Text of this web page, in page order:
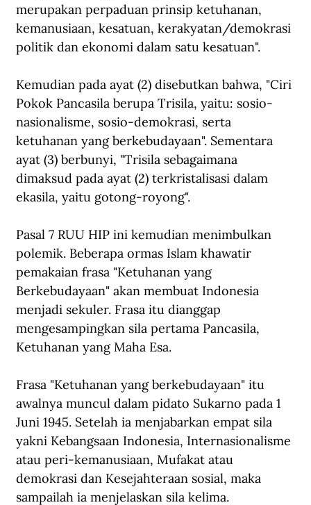
merupakan perpaduan prinsip ketuhanan,
kemanusiaan, kesatuan, kerakyatan/demokrasi
politik dan ekonomi dalam satu kesatuan".
Kemudian pada ayat (2) disebutkan bahwa, "Ciri
Pokok Pancasila berupa Trisila, yaitu: sosio-
nasionalisme, sosio-demokrasi, serta
ketuhanan yang berkebudayaan". Sementara
ayat (3) berbunyi, "Trisila sebagaimana
dimaksud pada ayat (2) terkristalisasi dalam
ekasila, yaitu gotong-royong".
Pasal 7 RUU HIP ini kemudian menimbulkan
polemik. Beberapa ormas Islam khawatir
pemakaian frasa "Ketuhanan yang
Berkebudayaan" akan membuat Indonesia
menjadi sekuler. Frasa itu dianggap
mengesampingkan sila pertama Pancasila,
Ketuhanan yang Maha Esa.
Frasa "Ketuhanan yang berkebudayaan" itu
awalnya muncul dalam pidato Sukarno pada 1
Juni 1945. Setelah ia menjabarkan empat sila
yakni Kebangsaan Indonesia, Internasionalisme
atau peri-kemanusiaan, Mufakat atau
demokrasi dan Kesejahteraan sosial, maka
sampailah ia menjelaskan sila kelima.